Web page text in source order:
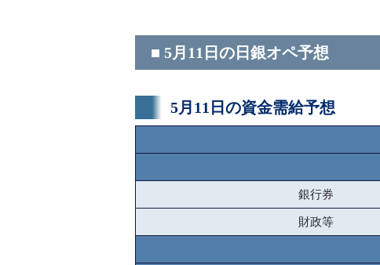
■ 5月11日の日銀オペ予想
5月11日の資金需給予想
銀行券
財政等